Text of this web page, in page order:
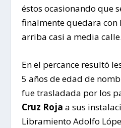
éstos ocasionando que
finalmente quedara con
arriba casi a media calle.
En el percance resultó
5 años de edad de
fue trasladada por los
Cruz Roja a sus
Libramiento Adolfo